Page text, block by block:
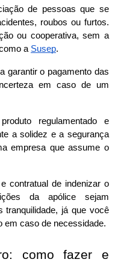
de pessoas que se
roubos ou furtos.
ou cooperativa, sem a
a Susep.
garantir o pagamento das
em caso de um
regulamentado e
a solidez e a segurança
empresa que assume o
contratual de indenizar o
da apólice sejam
tranquilidade, já que você
em caso de necessidade.
como fazer e